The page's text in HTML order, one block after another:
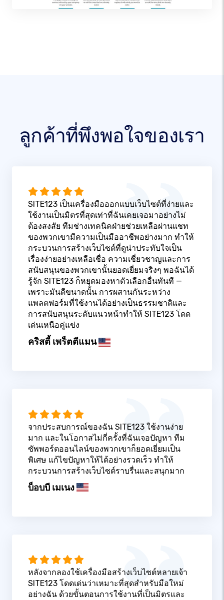
ลูกค้าที่พึงพอใจของเรา
SITE123 เป็นเครื่องมือออกแบบเว็บไซต์ที่ง่ายและ
ใช้งานเป็นมิตรที่สุดเท่าที่ฉันเคยเจอมาอย่างไม่
ต้องสงสัย ทีมช่างเทคนิคฝ่ายช่วยเหลือผ่านแชท
ของพวกเขามีความเป็นมืออาชีพอย่างมาก ทำให้
กระบวนการสร้างเว็บไซต์ที่ดูน่าประทับใจเป็น
เรื่องง่ายอย่างเหลือเชื่อ ความเชี่ยวชาญและการ
สนับสนุนของพวกเขานั้นยอดเยี่ยมจริงๆ พอฉันได้
รู้จัก SITE123 ก็หยุดมองหาตัวเลือกอื่นทันที —
เพราะมันดีขนาดนั้น การผสานกันระหว่าง
แพลตฟอร์มที่ใช้งานได้อย่างเป็นธรรมชาติและ
การสนับสนุนระดับแนวหน้าทำให้ SITE123 โดด
เด่นเหนือคู่แข่ง
คริสตี้ เพร็ตตีแมน
จากประสบการณ์ของฉัน SITE123 ใช้งานง่าย
มาก และในโอกาสไม่กี่ครั้งที่ฉันเจอปัญหา ทีม
ซัพพอร์ตออนไลน์ของพวกเขาก็ยอดเยี่ยมเป็น
พิเศษ แก้ไขปัญหาให้ได้อย่างรวดเร็ว ทำให้
กระบวนการสร้างเว็บไซต์ราบรื่นและสนุกมาก
บ็อบบี เมเนง
หลังจากลองใช้เครื่องมือสร้างเว็บไซต์หลายเจ้า
SITE123 โดดเด่นว่าเหมาะที่สุดสำหรับมือใหม่
อย่างฉัน ด้วยขั้นตอนการใช้งานที่เป็นมิตรและ